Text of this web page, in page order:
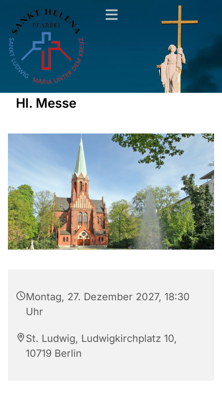
Hl. Messe
Montag, 27. Dezember 2027, 18:30
Uhr
St. Ludwig, Ludwigkirchplatz 10,
10719 Berlin